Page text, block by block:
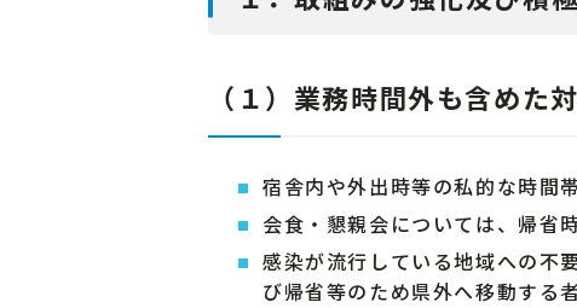
（１）業務時間外も含めた
宿舎内や外出時等の私的な時間
会食・懇親会については、帰省
感染が流行している地域への不
び帰省等のため県外へ移動する